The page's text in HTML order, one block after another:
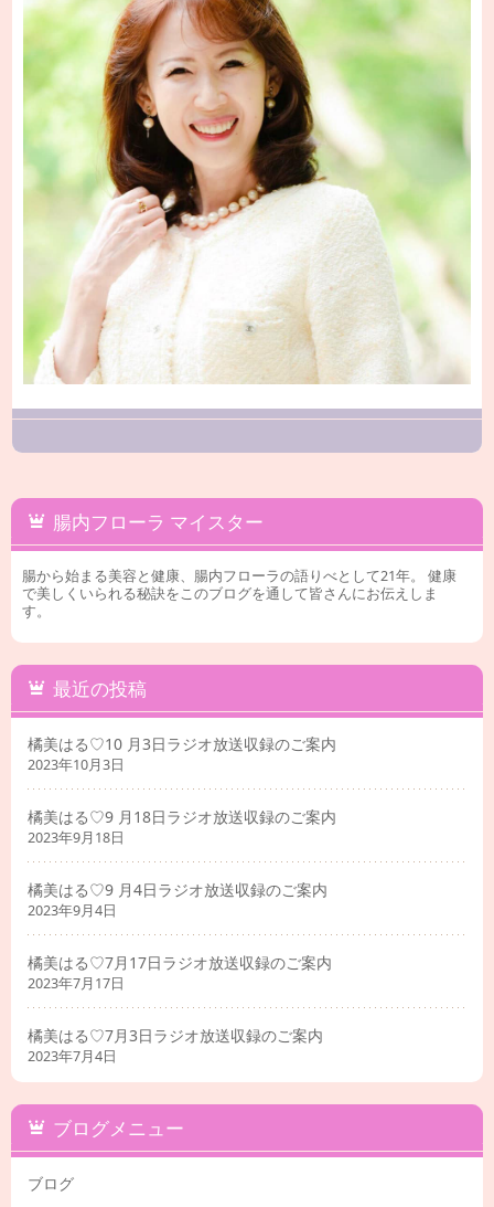
腸内フローラ マイスター
腸から始まる美容と健康、腸内フローラの語りべとして21年。 健康
で美しくいられる秘訣をこのブログを通して皆さんにお伝えしま
す。
最近の投稿
橘美はる♡10 月3日ラジオ放送収録のご案内
2023年10月3日
橘美はる♡9 月18日ラジオ放送収録のご案内
2023年9月18日
橘美はる♡9 月4日ラジオ放送収録のご案内
2023年9月4日
橘美はる♡7月17日ラジオ放送収録のご案内
2023年7月17日
橘美はる♡7月3日ラジオ放送収録のご案内
2023年7月4日
ブログメニュー
ブログ